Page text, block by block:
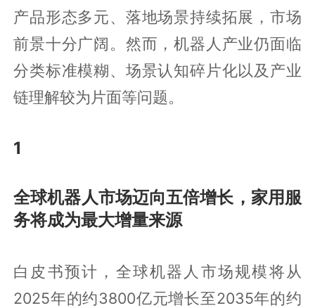
产品形态多元、落地场景持续拓展，市场
前景十分广阔。然而，机器人产业仍面临
分类标准模糊、场景认知碎片化以及产业
链理解较为片面等问题。
1
全球机器人市场迈向五倍增长，家用服
务将成为最大增量来源
白皮书预计，全球机器人市场规模将从
2025年的约3800亿元增长至2035年的约